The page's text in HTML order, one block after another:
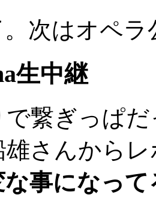
次はオペラ
生中継
で繋ぎっぱ
雄さんから
事になっ